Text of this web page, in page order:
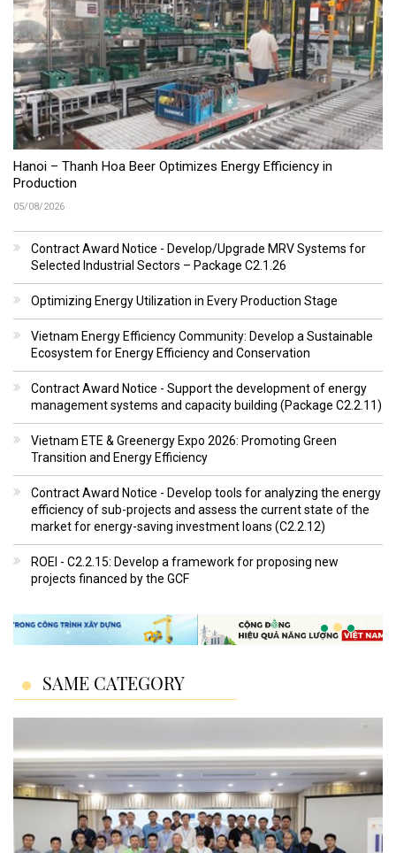
Hanoi – Thanh Hoa Beer Optimizes Energy Efficiency in
Production
05/08/2026
Contract Award Notice - Develop/Upgrade MRV Systems for
Selected Industrial Sectors – Package C2.1.26
Optimizing Energy Utilization in Every Production Stage
Vietnam Energy Efficiency Community: Develop a Sustainable
Ecosystem for Energy Efficiency and Conservation
Contract Award Notice - Support the development of energy
management systems and capacity building (Package C2.2.11)
Vietnam ETE & Greenergy Expo 2026: Promoting Green
Transition and Energy Efficiency
Contract Award Notice - Develop tools for analyzing the energy
efficiency of sub-projects and assess the current state of the
market for energy-saving investment loans (C2.2.12)
ROEI - C2.2.15: Develop a framework for proposing new
projects financed by the GCF
SAME CATEGORY